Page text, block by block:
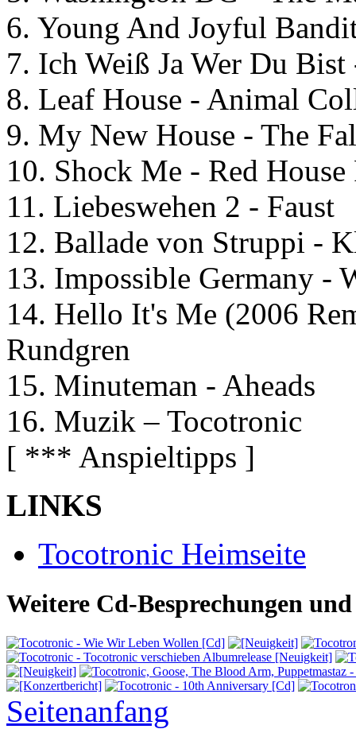
6. Young And Joyful
7. Ich Weiß Ja Wer Du
8. Leaf House - Animal
9. My New House - The
10. Shock Me - Red House
11. Liebeswehen 2 - Faust
12. Ballade von Struppi -
13. Impossible Germany -
14. Hello It's Me (2006
Rundgren
15. Minuteman - Aheads
16. Muzik – Tocotronic
[ *** Anspieltipps ]
LINKS
Tocotronic Heimseite
Weitere Cd-Besprechungen
Seitenanfang